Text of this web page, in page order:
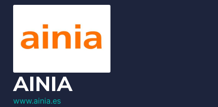
AINIA
www.ainia.es